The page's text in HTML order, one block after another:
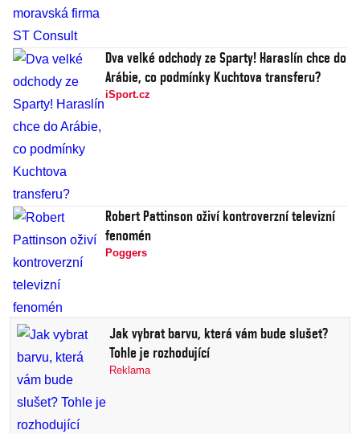
Dva velké odchody ze Sparty! Haraslín chce do
Arábie, co podmínky Kuchtova transferu?
iSport.cz
Robert Pattinson oživí kontroverzní televizní
fenomén
Poggers
Jak vybrat barvu, která vám bude slušet?
Tohle je rozhodující
Reklama